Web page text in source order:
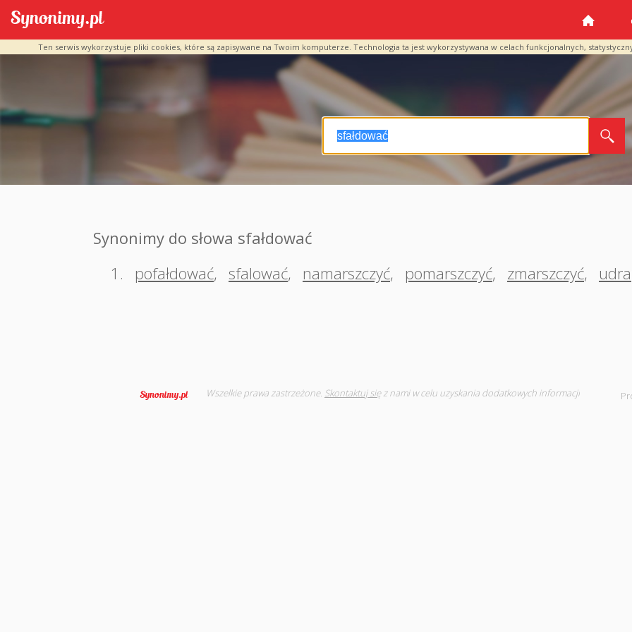
Ten serwis wykorzystuje pliki cookies, które są zapisywane na Twoim komputerze. Technologia ta jest wykorzystywana w celach funkcjonalnych,
Synonimy do słowa sfałdować
1.
pofałdować, sfalować, namarszczyć, pomarszczyć, zmarszczyć,
Wszelkie prawa zastrzeżone. Skontaktuj sięz nami w celu uzyskania dodatkowych informacji